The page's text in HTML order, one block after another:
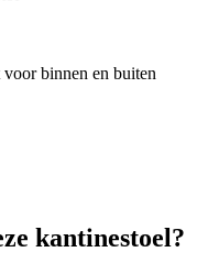
binnen en buiten
kantinestoel?